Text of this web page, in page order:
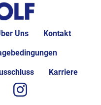
Uns Kontakt
Karriere
youtubeinstagram